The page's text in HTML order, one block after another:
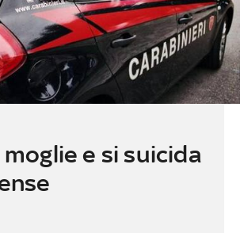
e si suicida